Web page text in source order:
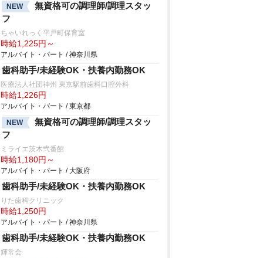
NEW
無資格可の調理師/調理スタッ
フ
ちゃいれっく平戸町保育室
時給1,225円～
アルバイト・パート / 神奈川県
歯科助手/未経験OK・扶養内勤務OK
医療法人社団神州 東京駅前歯科口腔外科
時給1,226円
アルバイト・パート / 東京都
NEW
無資格可の調理師/調理スタッ
フ
ミライエ茨木弐番館
時給1,180円～
アルバイト・パート / 大阪府
歯科助手/未経験OK・扶養内勤務OK
りた歯科クリニック
時給1,250円
アルバイト・パート / 神奈川県
歯科助手/未経験OK・扶養内勤務OK
輝常会